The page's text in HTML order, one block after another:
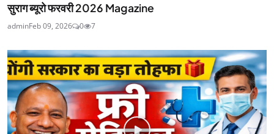
सुराग ब्यूरो फरवरी 2026 Magazine
adminFeb 09, 2026 0 7